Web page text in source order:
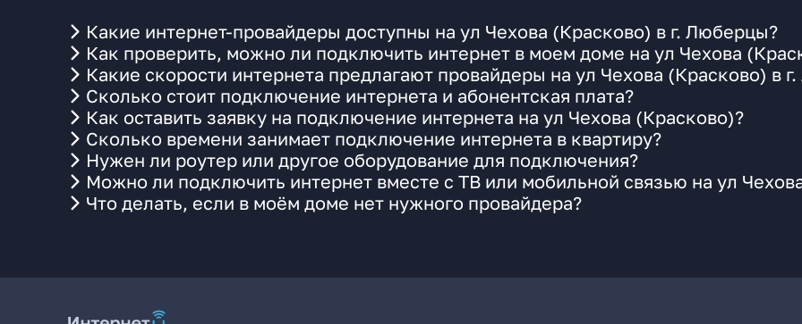
Какие интернет-провайдеры доступны на ул Чехова (Красково) в г. Люберцы?
Как проверить, можно ли подключить интернет в моем доме на ул Чехова
Какие скорости интернета предлагают провайдеры на ул Чехова (Красково) в
Сколько стоит подключение интернета и абонентская плата?
Как оставить заявку на подключение интернета на ул Чехова (Красково)?
Сколько времени занимает подключение интернета в квартиру?
Нужен ли роутер или другое оборудование для подключения?
Можно ли подключить интернет вместе с ТВ или мобильной связью на ул
Что делать, если в моём доме нет нужного провайдера?